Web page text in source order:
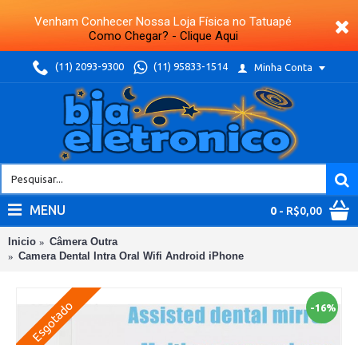
Venham Conhecer Nossa Loja Física no Tatuapé
Como Chegar? - Clique Aqui
(11) 2093-9300 (11) 95833-1514 Minha Conta
0 - R$0,00
MENU
Inicio
Câmera Outra
Camera Dental Intra Oral Wifi Android iPhone
-16%
Esgotado